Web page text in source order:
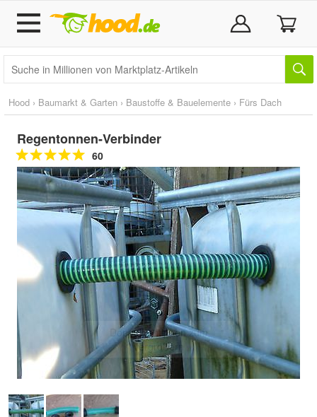
Hood › Baumarkt & Garten › Baustoffe & Bauelemente › Fürs Dach
Regentonnen-Verbinder
60
Doppelt antippen zum
vergrößern